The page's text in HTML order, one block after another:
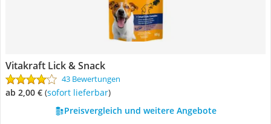
Vitakraft Lick & Snack
43 Bewertungen
ab 2,00 € ( Sofort lieferbar)
Preisvergleich und weitere Angebote